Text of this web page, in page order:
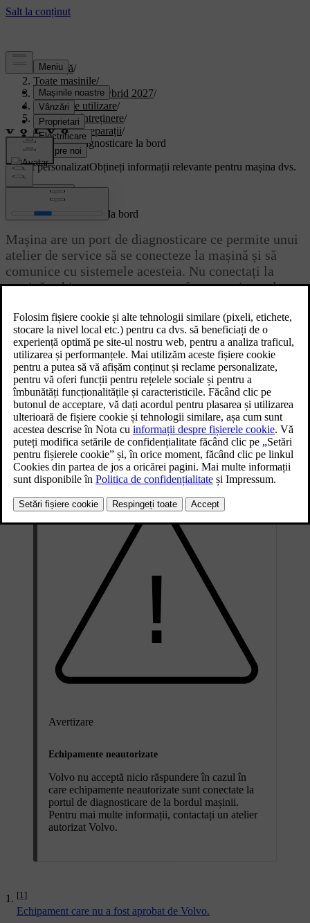
Asistență/
Toate mașinile/
XC90 Plug-in Hybrid 2027/
Manual de utilizare/
Îngrijire și întreținere/
Service și reparații/
Portul de diagnosticare la bord
Suport personalizatObțineți informații relevante pentru mașina dvs.
Conectează-te
Actualizat 28.10.2024
Portul de diagnosticare la bord
Mașina are un port de diagnosticare ce permite unui
atelier de service să se conecteze la mașină și să
comunice cu sistemele acesteia. Nu conectați la
mașină echipamente care nu au fost autorizate de
Portul de diagnosticare este de tip OBDII.
Portul de diagnosticare este amplasat sub tabloul de bord, aproape
de maneta de deschidere a capotei.
Utilizarea necorespunzătoare a portului de diagnosticare poate afecta
negativ software-ul și sistemele mașinii. Aici sunt incluse conectarea
de echipamente neautorizate[1]și instalarea de software sau de
instrumente de diagnosticare.
Avertizare
Echipamente neautorizate
Volvo nu acceptă nicio răspundere în cazul în
care echipamente neautorizate sunt conectate la
portul de diagnosticare de la bordul mașinii.
Pentru mai multe informații, contactați un atelier
autorizat Volvo.
[1]
Echipament care nu a fost aprobat de Volvo.